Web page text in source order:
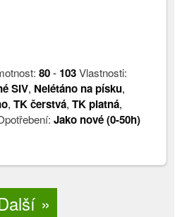
80- 103Vlastnosti:
SIV, Nelétáno na písku,
,TK čerstvá,TK platná,
Jako nové (0-50h)